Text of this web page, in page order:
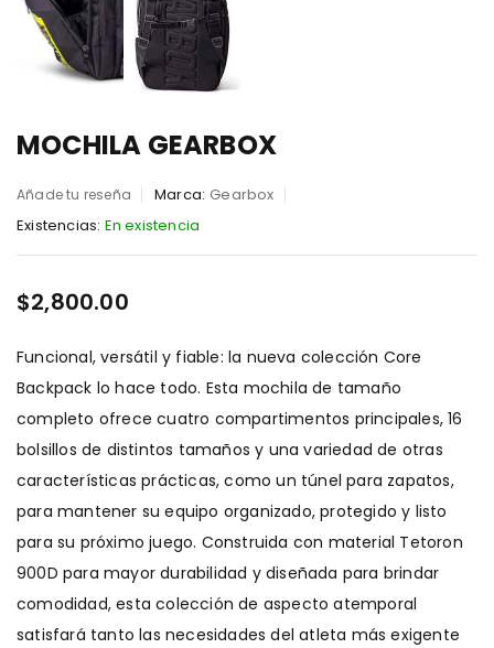
MOCHILA GEARBOX
Añade tu reseña Marca: Gearbox
Existencias: En existencia
$2,800.00
Funcional, versátil y fiable: la nueva colección Core
Backpack lo hace todo. Esta mochila de tamaño
completo ofrece cuatro compartimentos principales, 16
bolsillos de distintos tamaños y una variedad de otras
características prácticas, como un túnel para zapatos,
para mantener su equipo organizado, protegido y listo
para su próximo juego. Construida con material Tetoron
900D para mayor durabilidad y diseñada para brindar
comodidad, esta colección de aspecto atemporal
satisfará tanto las necesidades del atleta más exigente